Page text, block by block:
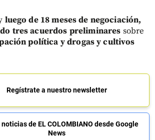
luego de 18 meses de negociación,
tres acuerdos preliminares sobre
política y drogas y cultivos
Regístrate a nuestro newsletter
de EL COLOMBIANO desde Google
News